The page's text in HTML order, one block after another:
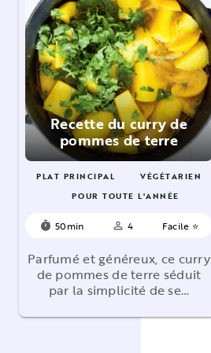
Recette du curry de
pommes de terre
PLAT PRINCIPAL
VÉGÉTARIEN
POUR TOUTE L'ANNÉE
timer 50min person_outline 4 Facile ⭐
Parfumé et généreux, ce curry
de pommes de terre séduit
par la simplicité de se…